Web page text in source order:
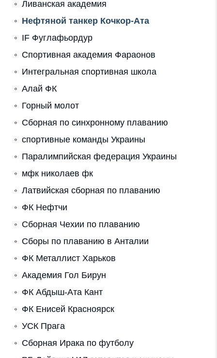
Ливанская академия
Нефтяной танкер Кочкор-Ата
IF Фуглафьордур
Спортивная академия Фараонов
Интегральная спортивная школа
Алай ФК
Горный молот
Сборная по синхронному плаванию
спортивные команды Украины
Паралимпийская федерация Украины
мфк николаев фк
Латвийская сборная по плаванию
ФК Нефтчи
Cборная Чехии по плаванию
Сборы по плаванию в Анталии
ФК Металлист Харьков
Академия Гол Бирун
ФК Абдыш-Ата Кант
ФК Енисей Красноярск
УСК Прага
Сборная Ирака по футболу